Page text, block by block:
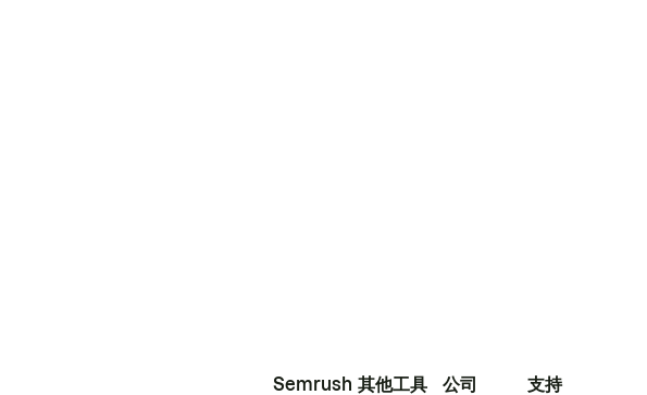
Semrush 其他工具 公司 支持